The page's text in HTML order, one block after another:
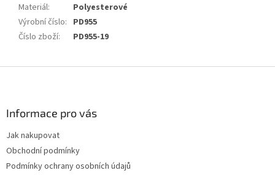
Materiál:
Polyesterové
Výrobní číslo: PD955
Číslo zboží: PD955-19
Informace pro vás
Jak nakupovat
Obchodní podmínky
Podmínky ochrany osobních údajů